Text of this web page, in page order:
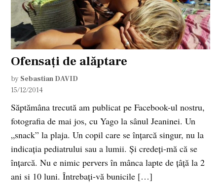
Ofensați de alăptare
by Sebastian DAVID
15/12/2014
Săptămâna trecută am publicat pe Facebook-ul nostru,
fotografia de mai jos, cu Yago la sânul Jeaninei. Un
„snack” la plaja. Un copil care se înțarcă singur, nu la
indicația pediatrului sau a lumii. Şi credeți-mă că se
înțarcă. Nu e nimic pervers în mânca lapte de țâță la 2
ani si 10 luni. Întrebați-vă bunicile […]